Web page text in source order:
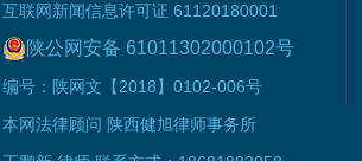
互联网新闻信息许可证 61120180001
陕公网安备 61011302000102号
编号：陕网文【2018】0102-006号
本网法律顾问 陕西健旭律师事务所